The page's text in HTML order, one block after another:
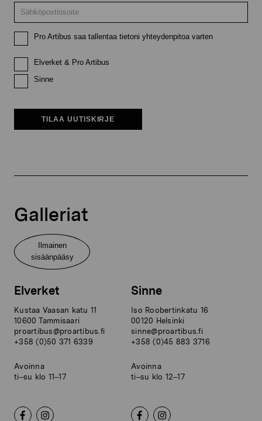
Pro Artibus saa tallentaa tietoni yhteydenpitoa varten
Elverket & Pro Artibus
Sinne
TILAA UUTISKIRJE
Galleriat
Ilmainen
sisäänpääsy
Elverket
Kustaa Vaasan katu 11
10600 Tammisaari
proartibus@proartibus.fi
+358 (0)50 371 6339
Avoinna
ti–su klo 11–17
Sinne
Iso Roobertinkatu 16
00120 Helsinki
sinne@proartibus.fi
+358 (0)45 883 3716
Avoinna
ti–su klo 12–17